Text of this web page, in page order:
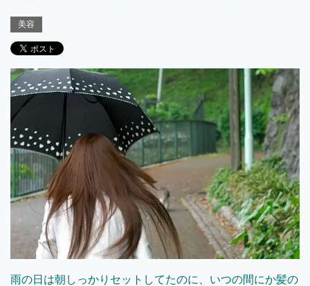
美容
雨の日は朝しっかりセットしてたのに、いつの間にか髪の